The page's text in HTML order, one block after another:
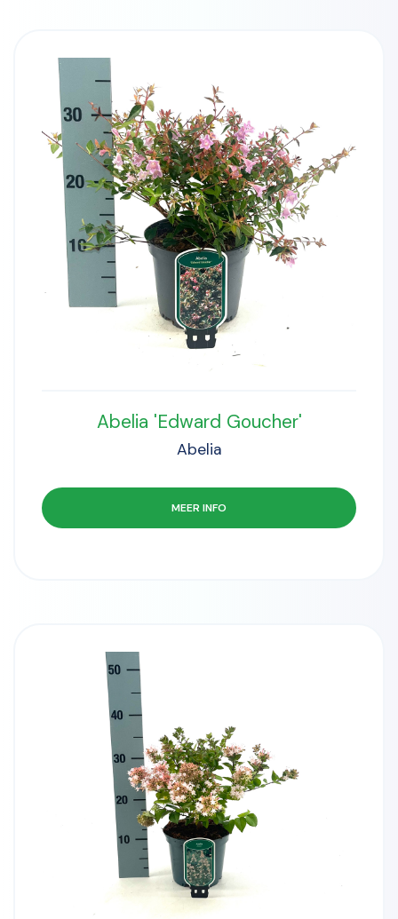
Abelia 'Edward Goucher'
Abelia
MEER INFO